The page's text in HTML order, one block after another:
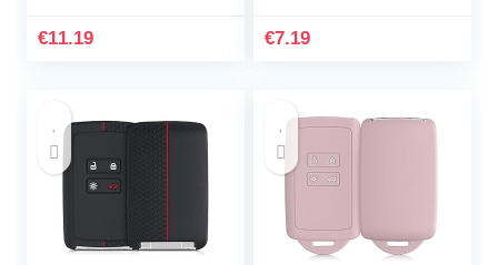
beschermhoes –
€11.19
in zwart/rood/wit
€7.19